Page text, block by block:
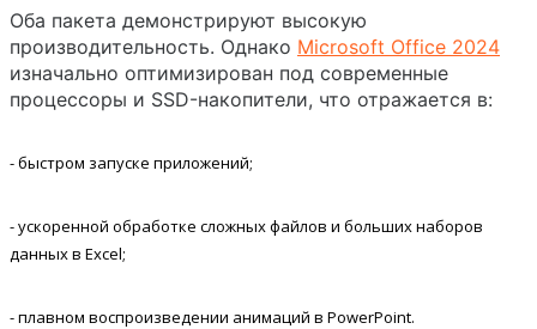
Оба пакета демонстрируют высокую
производительность. Однако Microsoft Office 2024
изначально оптимизирован под современные
процессоры и SSD-накопители, что отражается в:
- быстром запуске приложений;
- ускоренной обработке сложных файлов и больших наборов
данных в Excel;
- плавном воспроизведении анимаций в PowerPoint.